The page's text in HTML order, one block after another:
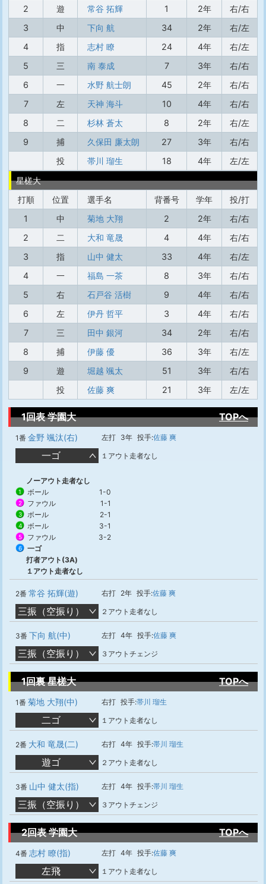
2
遊 常谷 拓輝 1 2年
右/右
3
中 下向 航 34 2年
右/左
4
指 志村 瞭 24 4年
右/左
5
三 南 泰成 7 3年
右/右
6
一 水野 航士朗 45 2年
右/右
7
左 天神 海斗 10 4年
右/右
8
二 杉林 蒼太 8 2年
右/左
9
捕 久保田 廉太朗 27 3年
右/右
投
帯川 瑠生 18 4年
左/左
星槎大
打順
位置 選手名 背番号 学年
投/打
1
中 菊地 大翔 2 2年
右/右
2
二 大和 竜晟 4 4年
右/右
3
指 山中 健太 33 4年
右/左
4
一 福島 一茶 8 3年
右/右
5
右 石戸谷 活樹 9 4年
右/右
6
左 伊丹 哲平 3 4年
右/右
7
三 田中 銀河 34 2年
右/右
8
捕 伊藤 優 36 3年
右/左
9
遊 堀越 颯太 51 3年
右/右
投
佐藤 爽 21 3年 左/左
1回表 学園大 TOPへ
1番 金野 颯汰(右) 左打 3年 投手:佐藤 爽
一ゴ １アウト走者なし
ノーアウト走者なし
1 ボール 1-0
2 ファウル 1-1
3 ボール 2-1
4 ボール 3-1
5 ファウル 3-2
6
一ゴ
打者アウト(3A)
１アウト走者なし
2番 常谷 拓輝(遊) 右打 2年 投手:佐藤 爽
三振（空振り） ２アウト走者なし
3番 下向 航(中) 左打 4年 投手:佐藤 爽
三振（空振り） ３アウトチェンジ
1回裏 星槎大 TOPへ
1番 菊地 大翔(中) 右打 投手:帯川 瑠生
二ゴ １アウト走者なし
2番 大和 竜晟(二) 右打 4年 投手:帯川 瑠生
遊ゴ ２アウト走者なし
3番 山中 健太(指) 左打 4年 投手:帯川 瑠生
三振（空振り） ３アウトチェンジ
2回表 学園大 TOPへ
4番 志村 瞭(指) 左打 4年 投手:佐藤 爽
左飛 １アウト走者なし